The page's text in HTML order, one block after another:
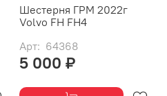
Шестерня ГРМ 2022г
Volvo FH FH4
Арт: 64368
5 000 ₽